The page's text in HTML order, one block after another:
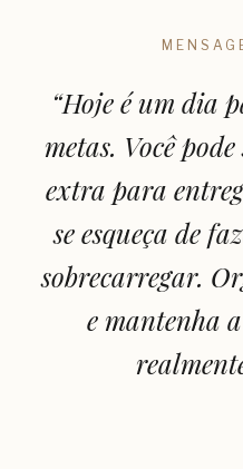
“Hoje é um dia
metas. Você
extra para
se esqueça de
sobrecarregar.
e mantenha